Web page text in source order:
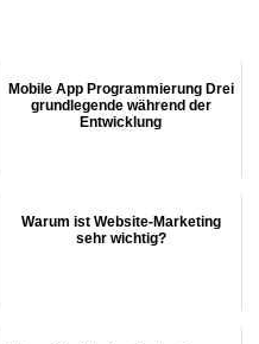
Mobile App Programmierung Drei
grundlegende während der
Entwicklung
Warum ist Website-Marketing
sehr wichtig?